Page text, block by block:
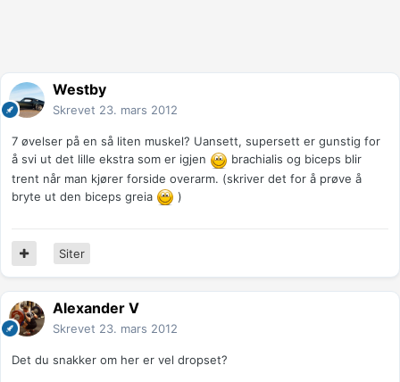
Westby
Skrevet 23. mars 2012
7 øvelser på en så liten muskel? Uansett, supersett er gunstig for
å svi ut det lille ekstra som er igjen
brachialis og biceps blir
trent når man kjører forside overarm. (skriver det for å prøve å
bryte ut den biceps greia
)
Siter
Alexander V
Skrevet 23. mars 2012
Det du snakker om her er vel dropset?